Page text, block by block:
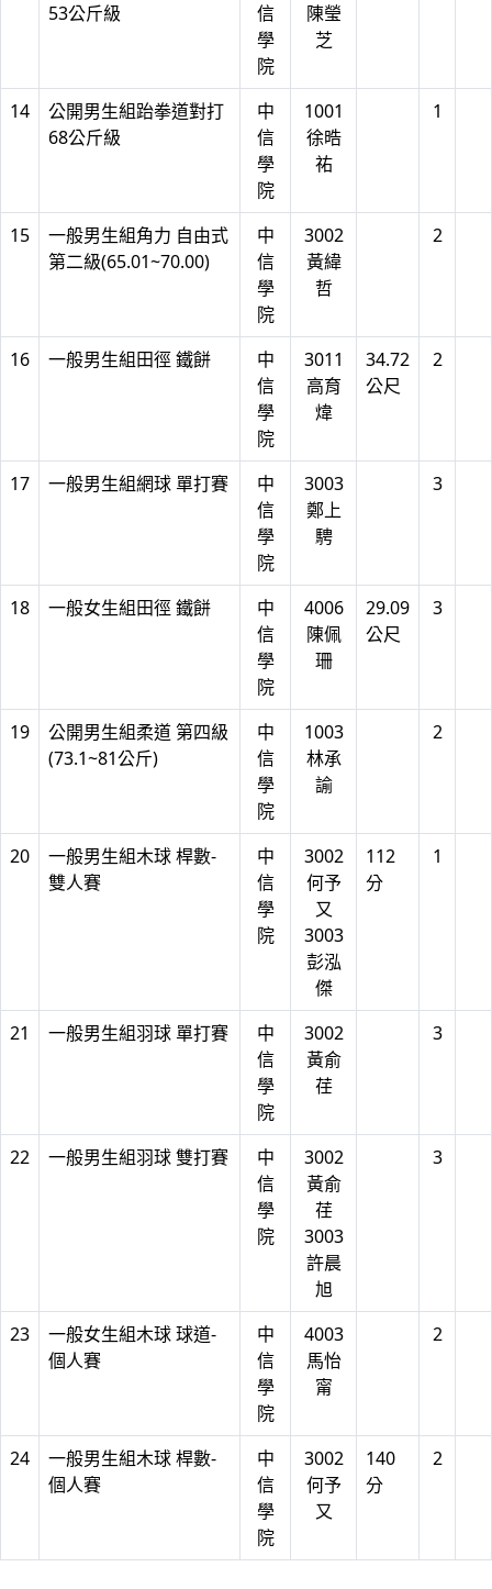
53公斤級
信
學
院
陳瑩
芝
14
公開男生組跆拳道對打
68公斤級
中
信
學
院
1001
徐晧
祐
1
15
一般男生組角力 自由式
第二級(65.01~70.00)
中
信
學
院
3002
黃緯
哲
2
16 一般男生組田徑 鐵餅
中
信
學
院
3011
高育
煒
34.72
公尺
2
17 一般男生組網球 單打賽
中
信
學
院
3003
鄭上
騁
3
18 一般女生組田徑 鐵餅
中
信
學
院
4006
陳佩
珊
29.09
公尺
3
19
公開男生組柔道 第四級
(73.1~81公斤)
中
信
學
院
1003
林承
諭
2
20
一般男生組木球 桿數-
雙人賽
中
信
學
院
3002
何予
又
3003
彭泓
傑
112
分
1
21 一般男生組羽球 單打賽
中
信
學
院
3002
黃俞
荏
3
22 一般男生組羽球 雙打賽
中
信
學
院
3002
黃俞
荏
3003
許晨
旭
3
23
一般女生組木球 球道-
個人賽
中
信
學
院
4003
馬怡
甯
2
24
一般男生組木球 桿數-
個人賽
中
信
學
院
3002
何予
又
140
分
2